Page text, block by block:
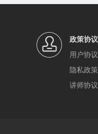
政策协议
用户协议
隐私政策
讲师协议